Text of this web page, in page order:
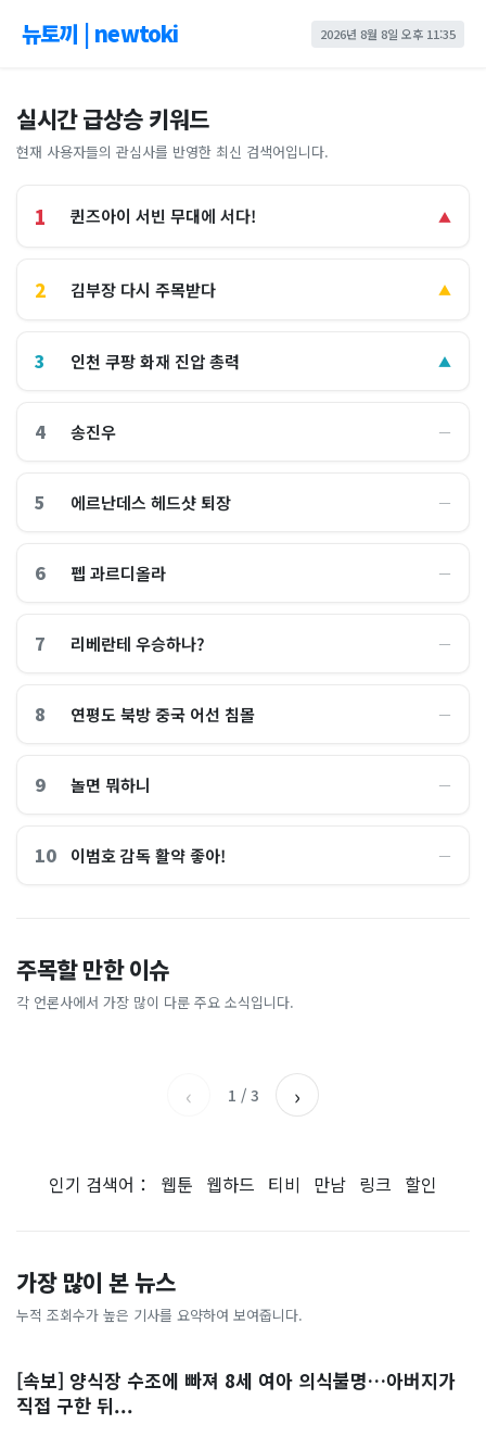
뉴토끼 | newtoki 2026년 8월 8일 오후 11:35
실시간 급상승 키워드
현재 사용자들의 관심사를 반영한 최신 검색어입니다.
1 퀸즈아이 서빈 무대에 서다! ▲
2 김부장 다시 주목받다 ▲
3 인천 쿠팡 화재 진압 총력 ▲
4 송진우 ―
5 에르난데스 헤드샷 퇴장 ―
6 펩 과르디올라 ―
7 리베란테 우승하나? ―
8 연평도 북방 중국 어선 침몰 ―
9 놀면 뭐하니 ―
10 이범호 감독 활약 좋아! ―
주목할 만한 이슈
각 언론사에서 가장 많이 다룬 주요 소식입니다.
홈플러스, 2000억원으로 '시
간'을 샀다
비즈워치
왜?매일경제
[날씨] 오늘 밤 또 내린다...내
륙 중심 최대 150mm
졌다...국산 53개 중소기업이
‹ 1 / 3 ›
인기 검색어： 웹툰 웹하드 티비 만남 링크 할인
가장 많이 본 뉴스
누적 조회수가 높은 기사를 요약하여 보여줍니다.
[속보] 양식장 수조에 빠져 8세 여아 의식불명…아버지가
직접 구한 뒤...